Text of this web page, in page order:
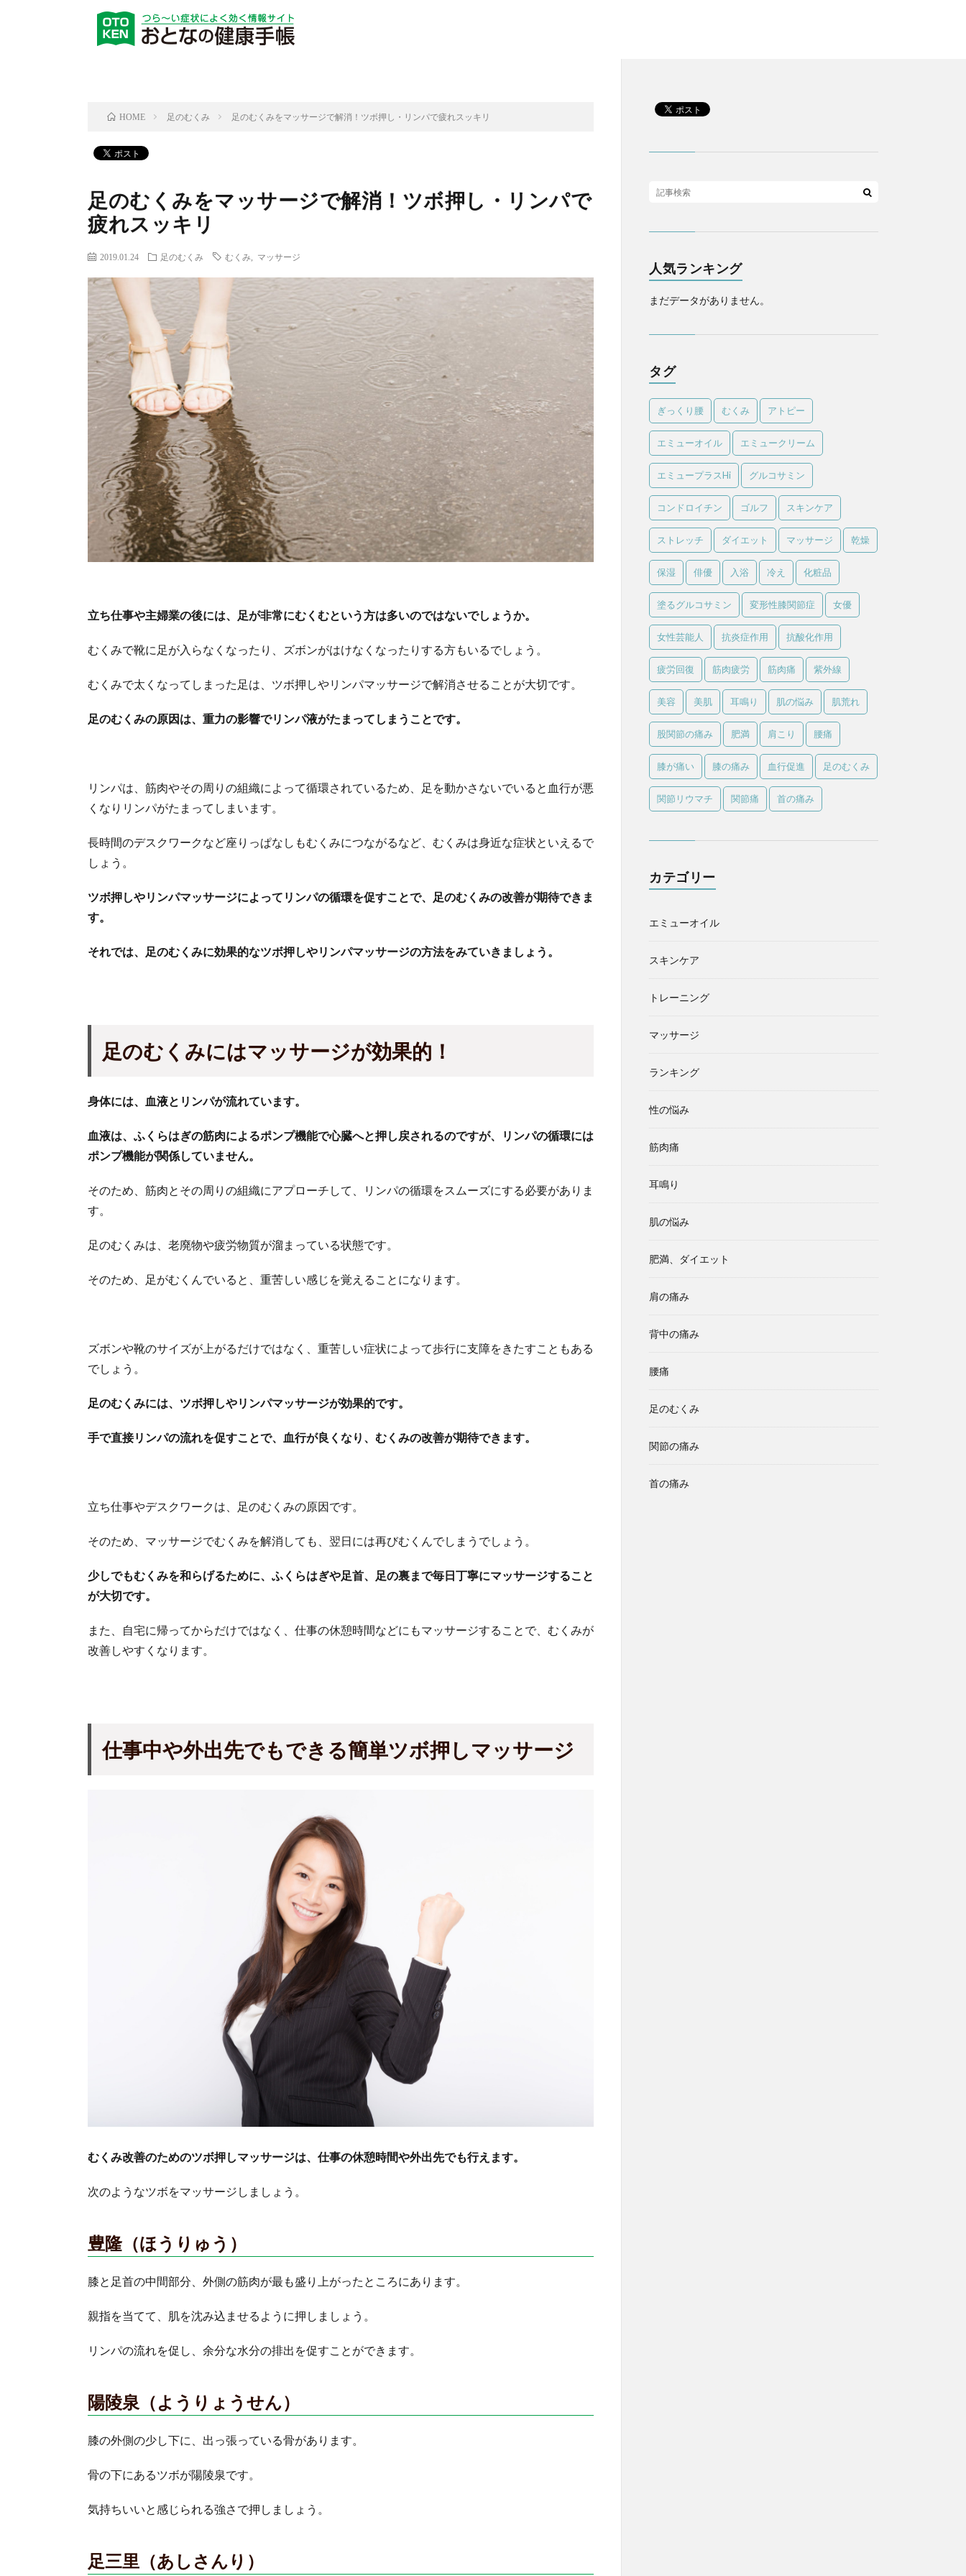
HOME 足のむくみ 足のむくみをマッサージで解消！ツボ押し・リンパで疲れスッキリ
足のむくみをマッサージで解消！ツボ押し・リンパで
疲れスッキリ
2019.01.24 足のむくみ むくみ マッサージ
立ち仕事や主婦業の後には、足が非常にむくむという方は多いのではないでしょうか。
むくみで靴に足が入らなくなったり、ズボンがはけなくなったりする方もいるでしょう。
むくみで太くなってしまった足は、ツボ押しやリンパマッサージで解消させることが大切です。
足のむくみの原因は、重力の影響でリンパ液がたまってしまうことです。
リンパは、筋肉やその周りの組織によって循環されているため、足を動かさないでいると血行が悪
くなりリンパがたまってしまいます。
長時間のデスクワークなど座りっぱなしもむくみにつながるなど、むくみは身近な症状といえるで
しょう。
ツボ押しやリンパマッサージによってリンパの循環を促すことで、足のむくみの改善が期待できま
す。
それでは、足のむくみに効果的なツボ押しやリンパマッサージの方法をみていきましょう。
足のむくみにはマッサージが効果的！
身体には、血液とリンパが流れています。
血液は、ふくらはぎの筋肉によるポンプ機能で心臓へと押し戻されるのですが、リンパの循環には
ポンプ機能が関係していません。
そのため、筋肉とその周りの組織にアプローチして、リンパの循環をスムーズにする必要がありま
す。
足のむくみは、老廃物や疲労物質が溜まっている状態です。
そのため、足がむくんでいると、重苦しい感じを覚えることになります。
ズボンや靴のサイズが上がるだけではなく、重苦しい症状によって歩行に支障をきたすこともある
でしょう。
足のむくみには、ツボ押しやリンパマッサージが効果的です。
手で直接リンパの流れを促すことで、血行が良くなり、むくみの改善が期待できます。
立ち仕事やデスクワークは、足のむくみの原因です。
そのため、マッサージでむくみを解消しても、翌日には再びむくんでしまうでしょう。
少しでもむくみを和らげるために、ふくらはぎや足首、足の裏まで毎日丁寧にマッサージすること
が大切です。
また、自宅に帰ってからだけではなく、仕事の休憩時間などにもマッサージすることで、むくみが
改善しやすくなります。
仕事中や外出先でもできる簡単ツボ押しマッサージ
むくみ改善のためのツボ押しマッサージは、仕事の休憩時間や外出先でも行えます。
次のようなツボをマッサージしましょう。
豊隆（ほうりゅう）
膝と足首の中間部分、外側の筋肉が最も盛り上がったところにあります。
親指を当てて、肌を沈み込ませるように押しましょう。
リンパの流れを促し、余分な水分の排出を促すことができます。
陽陵泉（ようりょうせん）
膝の外側の少し下に、出っ張っている骨があります。
骨の下にあるツボが陽陵泉です。
気持ちいいと感じられる強さで押しましょう。
足三里（あしさんり）
人気ランキング
まだデータがありません。
タグ
ぎっくり腰 むくみ アトピー
エミューオイル エミュークリーム
エミュープラスHi グルコサミン
コンドロイチン ゴルフ スキンケア
ストレッチ ダイエット マッサージ 乾燥
保湿 俳優 入浴 冷え 化粧品
塗るグルコサミン 変形性膝関節症 女優
女性芸能人 抗炎症作用 抗酸化作用
疲労回復 筋肉疲労 筋肉痛 紫外線
美容 美肌 耳鳴り 肌の悩み 肌荒れ
股関節の痛み 肥満 肩こり 腰痛
膝が痛い 膝の痛み 血行促進 足のむくみ
関節リウマチ 関節痛 首の痛み
カテゴリー
エミューオイル
スキンケア
トレーニング
マッサージ
ランキング
性の悩み
筋肉痛
耳鳴り
肌の悩み
肥満、ダイエット
肩の痛み
背中の痛み
腰痛
足のむくみ
関節の痛み
首の痛み